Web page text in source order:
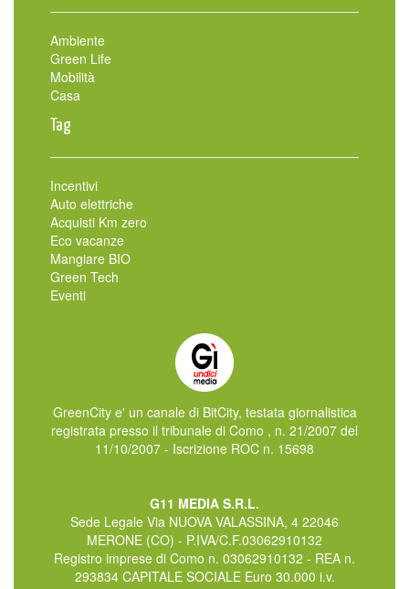
Ambiente
Green Life
Mobilità
Casa
Tag
Incentivi
Auto elettriche
Acquisti Km zero
Eco vacanze
Mangiare BIO
Green Tech
Eventi
GreenCity e' un canale di BitCity, testata giornalistica
registrata presso il tribunale di Como , n. 21/2007 del
11/10/2007 - Iscrizione ROC n. 15698
G11 MEDIA S.R.L.
Sede Legale Via NUOVA VALASSINA, 4 22046
MERONE (CO) - P.IVA/C.F.03062910132
Registro imprese di Como n. 03062910132 - REA n.
293834 CAPITALE SOCIALE Euro 30.000 i.v.